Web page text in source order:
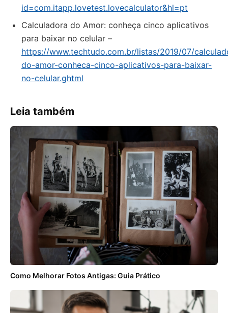
id=com.itapp.lovetest.lovecalculator&hl=pt
Calculadora do Amor: conheça cinco aplicativos
para baixar no celular –
https://www.techtudo.com.br/listas/2019/07/
do-amor-conheca-cinco-aplicativos-para-baixar-
no-celular.ghtml
Leia também
Como Melhorar Fotos Antigas: Guia Prático